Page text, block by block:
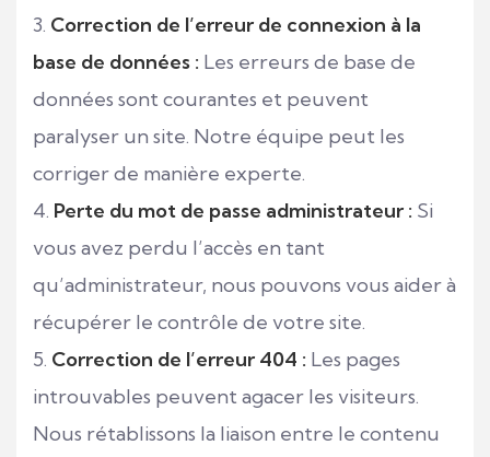
Correction de l’erreur de connexion à la
base de données : Les erreurs de base de
données sont courantes et peuvent
paralyser un site. Notre équipe peut les
corriger de manière experte.
Perte du mot de passe administrateur : Si
vous avez perdu l’accès en tant
qu’administrateur, nous pouvons vous aider à
récupérer le contrôle de votre site.
Correction de l’erreur 404 : Les pages
introuvables peuvent agacer les visiteurs.
Nous rétablissons la liaison entre le contenu